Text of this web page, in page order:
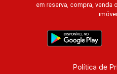
em reserva, compra, venda
Política de